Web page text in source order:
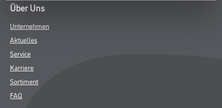
Über Uns
Unternehmen
Aktuelles
Service
Karriere
Sortiment
FAQ